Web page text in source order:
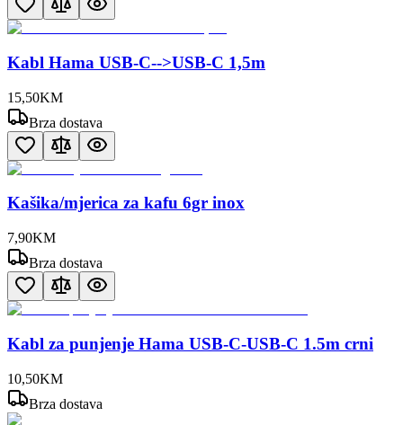
Kabl Hama USB-C-->USB-C 1,5m
15,50KM
Brza dostava
Kašika/mjerica za kafu 6gr inox
7,90KM
Brza dostava
Kabl za punjenje Hama USB-C-USB-C 1.5m crni
10,50KM
Brza dostava